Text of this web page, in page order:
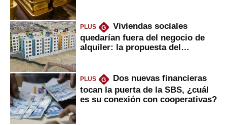
PLUS G
Viviendas sociales
quedarían fuera del negocio de
alquiler: la propuesta del
PLUS G
Dos nuevas financieras
tocan la puerta de la SBS, ¿cuál
es su conexión con cooperativas?